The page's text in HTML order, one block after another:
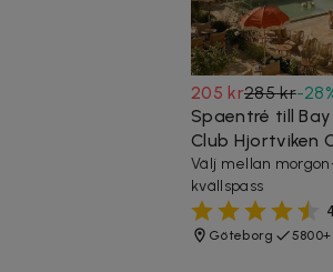
205 kr285 kr-28
Spaentré till Bay
Club Hjortviken
Välj mellan
kvällspass
Göteborg